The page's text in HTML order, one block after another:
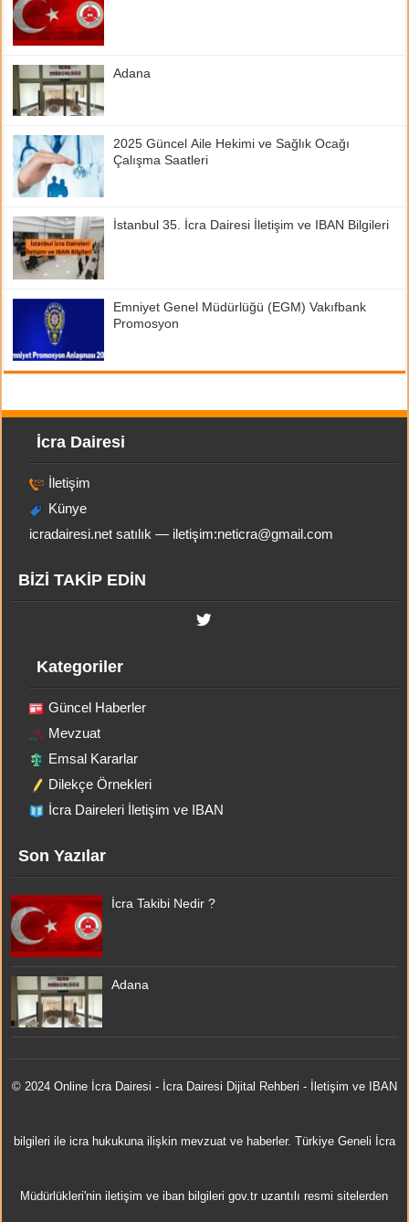
Adana
2025 Güncel Aile Hekimi ve Sağlık Ocağı
Çalışma Saatleri
İstanbul 35. İcra Dairesi İletişim ve IBAN Bilgileri
Emniyet Genel Müdürlüğü (EGM) Vakıfbank
Promosyon
İcra Dairesi
İletişim
Künye
icradairesi.net satılık — iletişim:neticra@gmail.com
BİZİ TAKİP EDİN
Kategoriler
Güncel Haberler
Mevzuat
Emsal Kararlar
Dilekçe Örnekleri
İcra Daireleri İletişim ve IBAN
Son Yazılar
İcra Takibi Nedir ?
Adana
© 2024 Online İcra Dairesi - İcra Dairesi Dijital Rehberi - İletişim ve IBAN
bilgileri ile icra hukukuna ilişkin mevzuat ve haberler. Türkiye Geneli İcra
Müdürlükleri'nin iletişim ve iban bilgileri gov.tr uzantılı resmi sitelerden